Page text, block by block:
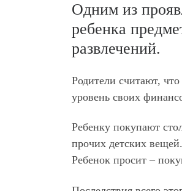
Одним из
ребенка
развлечений.
Родители считают,
уровень своих
Ребенку покупают
прочих детских вещей.
Ребенок просит –